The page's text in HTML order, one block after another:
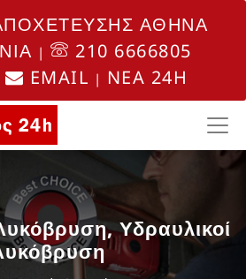
ΑΘΗΝΑ
|
210 6666805
EMAIL | NEA 24H
Υδραυλικοί